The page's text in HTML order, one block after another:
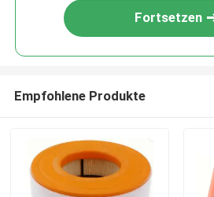
Fortsetzen
Empfohlene Produkte